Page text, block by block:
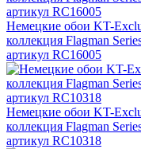
Немецкие обои KT-
коллекция Flagman
артикул RC16005
Немецкие обои KT-
коллекция Flagman
артикул RC10318